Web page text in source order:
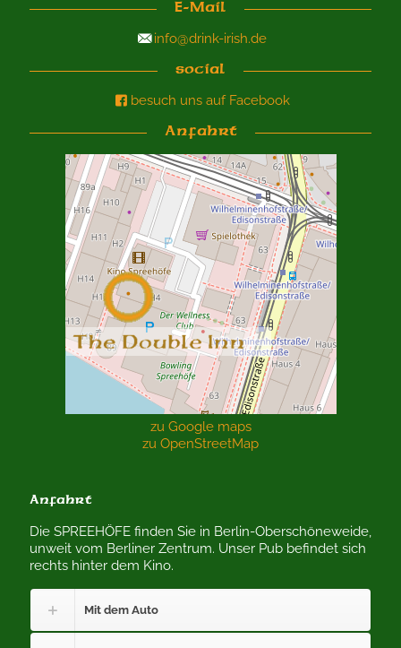
E-Mail
info@drink-irish.de
social
besuch uns auf Facebook
Anfahrt
zu Google maps
zu OpenStreetMap
Anfahrt
Die SPREEHÖFE finden Sie in Berlin-Oberschöneweide,
unweit vom Berliner Zentrum. Unser Pub befindet sich
rechts hinter dem Kino.
Mit dem Auto